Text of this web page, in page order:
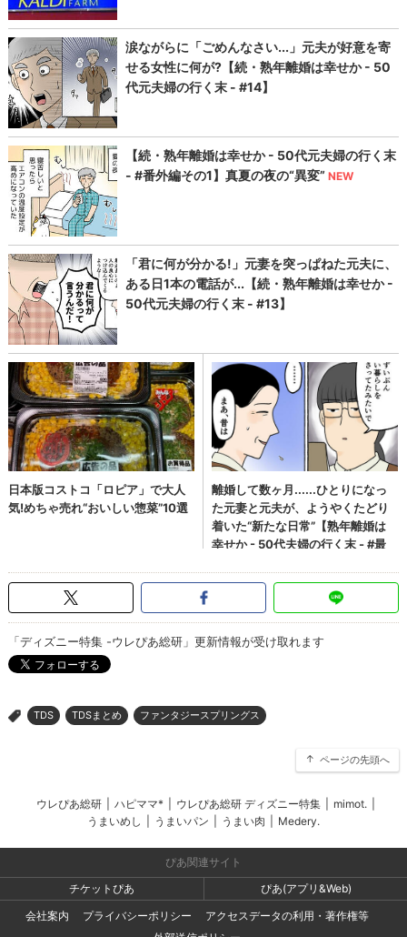
「ディズニー特集 -ウレぴあ総研」更新情報が受け取れます
> TDS TDSまとめ ファンタジースプリングス
ページの先頭へ
ウレぴあ総研 ハピママ* ウレぴあ総研 ディズニー特集 mimot.
うまいめし
うまいパン うまい肉 Medery.
ぴあ関連サイト
チケットぴあ
ぴあ(アプリ&Web)
会社案内
プライバシーポリシー
アクセスデータの利用・著作権等